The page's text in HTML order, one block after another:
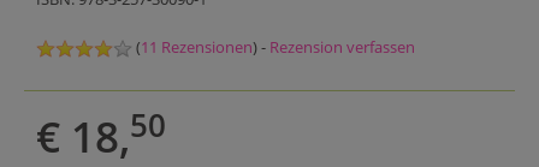
(11 Rezensionen) - Rezension verfassen
€ 18,50